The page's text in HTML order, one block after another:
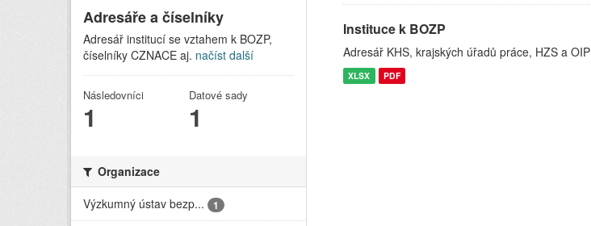
Adresáře a číselníky
Adresář institucí se vztahem k BOZP,
číselníky CZNACE aj. načíst další
Následovníci
1
Datové sady
1
Organizace
Výzkumný ústav bezp...
1
Instituce k BOZP
Adresář KHS, krajských úřadů práce, HZS a OIP
XLSX PDF